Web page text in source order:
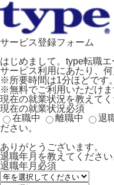
サービス登録フォーム
はじめまして。type転職エ
サービス利用にあたり、
※所要時間は1分ほどです。
※無料でご利用いただけま
現在の就業状況を教えてく
現在の就業状況必須
在職中
離職中 退
ださい。
ありがとうございます。
退職年月を教えてください
退職年月 必須